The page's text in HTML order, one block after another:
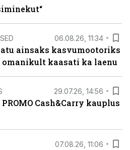
06.08.26, 11:34
ainsaks kasvumootoriks
kaasati ka laenu
29.07.26, 14:56
Cash&Carry kauplus
07.08.26, 11:06